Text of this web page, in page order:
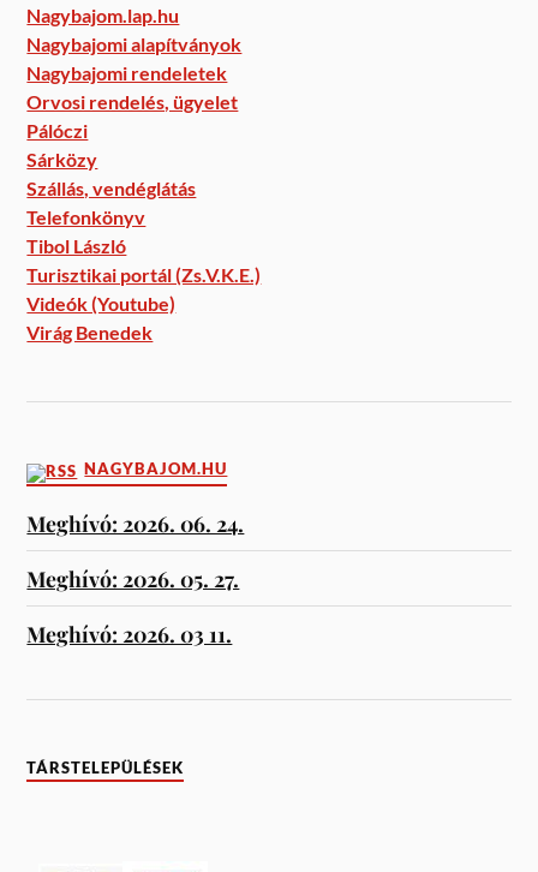
Nagybajom.lap.hu
Nagybajomi alapítványok
Nagybajomi rendeletek
Orvosi rendelés, ügyelet
Pálóczi
Sárközy
Szállás, vendéglátás
Telefonkönyv
Tibol László
Turisztikai portál (Zs.V.K.E.)
Videók (Youtube)
Virág Benedek
NAGYBAJOM.HU
Meghívó: 2026. 06. 24.
Meghívó: 2026. 05. 27.
Meghívó: 2026. 03 11.
TÁRSTELEPÜLÉSEK